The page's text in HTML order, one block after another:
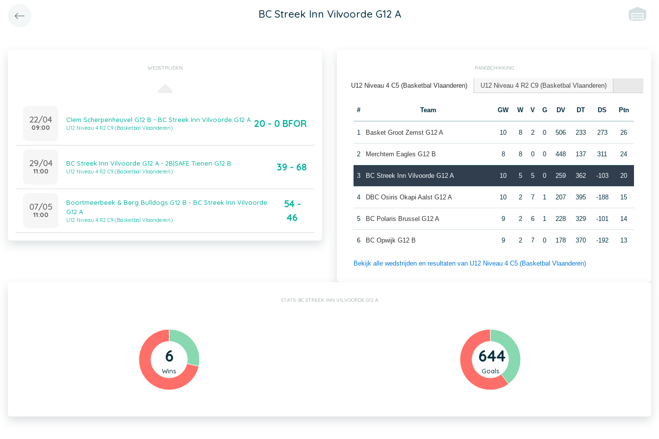
BC Streek Inn Vilvoorde G12 A
WEDSTRIJDEN
22/04
09:00
Clem Scherpenheuvel G12 B - BC Streek Inn Vilvoorde G12 A
U12 Niveau 4 R2 C9 (Basketbal Vlaanderen) 20 - 0 BFOR
29/04
11:00
BC Streek Inn Vilvoorde G12 A - 2B|SAFE Tienen G12 B
U12 Niveau 4 R2 C9 (Basketbal Vlaanderen) 39 - 68
07/05
11:00
Boortmeerbeek & Berg Bulldogs G12 B - BC Streek Inn Vilvoorde
G12 A
U12 Niveau 4 R2 C9 (Basketbal Vlaanderen)
54 -
46
RANGSCHIKKING
U12 Niveau 4 C5 (Basketbal Vlaanderen) U12 Niveau 4 R2 C9 (Basketbal Vlaanderen)
# Team GW W V G DV DT DS Ptn
1 Basket Groot Zemst G12 A 10 8 2 0 506 233 273 26
2 Merchtem Eagles G12 B 8 8 0 0 448 137 311 24
3 BC Streek Inn Vilvoorde G12 A 10 5 5 0 259 362 -103 20
4 DBC Osiris Okapi Aalst G12 A 10 2 7 1 207 395 -188 15
5 BC Polaris Brussel G12 A 9 2 6 1 228 329 -101 14
6 BC Opwijk G12 B 9 2 7 0 178 370 -192 13
Bekijk alle wedstrijden en resultaten van U12 Niveau 4 C5 (Basketbal Vlaanderen)
STATS: BC STREEK INN VILVOORDE G12 A
6
Wins
644
Goals